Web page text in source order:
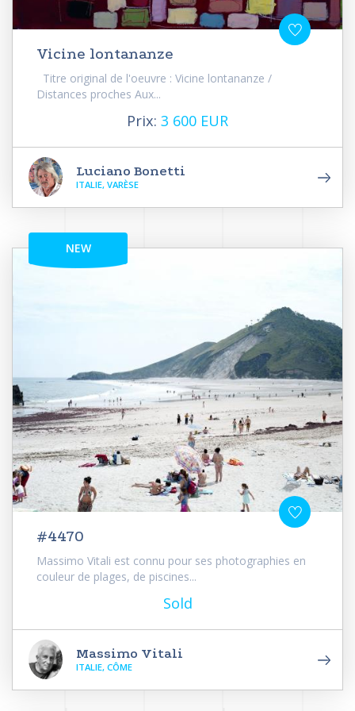
Vicine lontananze
Titre original de l'oeuvre : Vicine lontananze /
Distances proches Aux...
Prix: 3 600 EUR
Luciano Bonetti
ITALIE, VARÈSE
NEW
#4470
Massimo Vitali est connu pour ses photographies en
couleur de plages, de piscines...
Sold
Massimo Vitali
ITALIE, CÔME